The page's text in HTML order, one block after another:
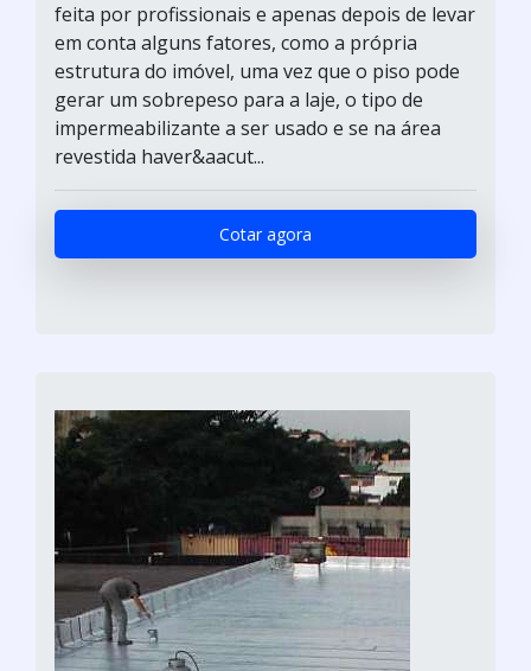
feita por profissionais e apenas depois de levar
em conta alguns fatores, como a própria
estrutura do imóvel, uma vez que o piso pode
gerar um sobrepeso para a laje, o tipo de
impermeabilizante a ser usado e se na área
revestida haver&aacut...
Cotar agora